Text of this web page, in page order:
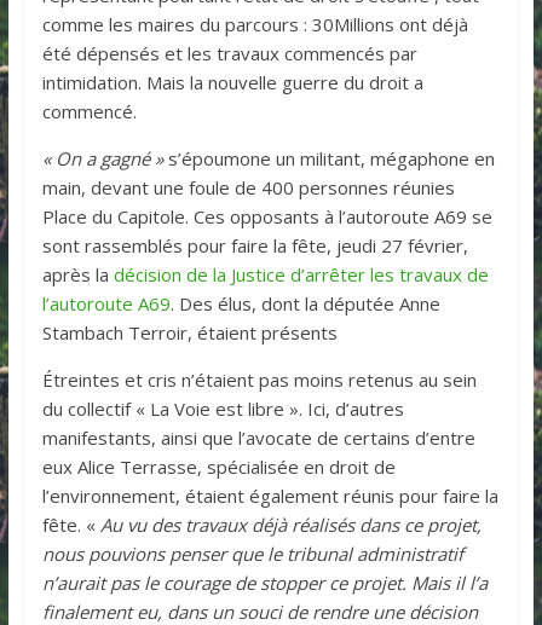
comme les maires du parcours : 30Millions ont déjà
été dépensés et les travaux commencés par
intimidation. Mais la nouvelle guerre du droit a
commencé.
« On a gagné »s’époumone un militant, mégaphone en
main, devant une foule de 400 personnes réunies
Place du Capitole. Ces opposants à l’autoroute A69 se
sont rassemblés pour faire la fête, jeudi 27 février,
après la décision de la Justice d’arrêter les travaux de
l’autoroute A69. Des élus, dont la députée Anne
Stambach Terroir, étaient présents
Étreintes et cris n’étaient pas moins retenus au sein
du collectif « La Voie est libre ». Ici, d’autres
manifestants, ainsi que l’avocate de certains d’entre
eux Alice Terrasse, spécialisée en droit de
l’environnement, étaient également réunis pour faire la
fête. « Au vu des travaux déjà réalisés dans ce projet,
nous pouvions penser que le tribunal administratif
n’aurait pas le courage de stopper ce projet. Mais il l’a
finalement eu, dans un souci de rendre une décision